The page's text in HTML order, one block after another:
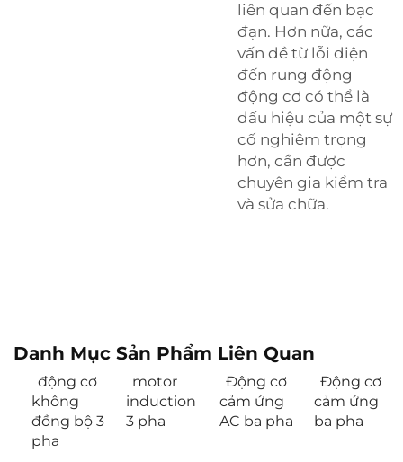
liên quan đến bạc
đạn. Hơn nữa, các
vấn đề từ lỗi điện
đến rung động
động cơ có thể là
dấu hiệu của một sự
cố nghiêm trọng
hơn, cần được
chuyên gia kiểm tra
và sửa chữa.
Danh Mục Sản Phẩm Liên Quan
động cơ
không
đồng bộ 3
pha
motor
induction
3 pha
Động cơ
cảm ứng
AC ba pha
Động cơ
cảm ứng
ba pha